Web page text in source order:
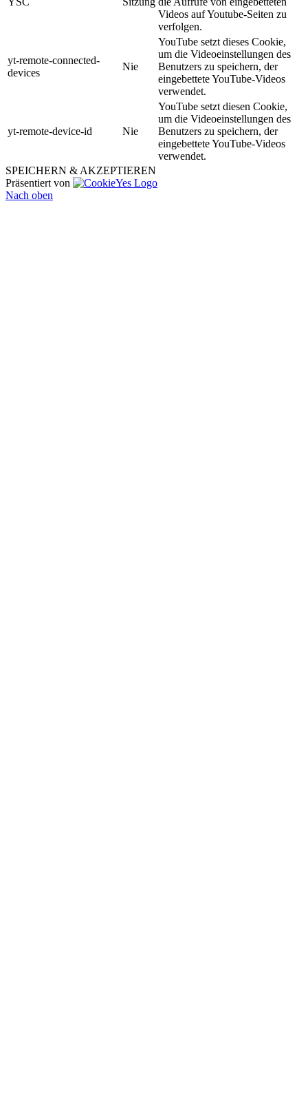
Videos auf Youtube-Seiten zu
verfolgen.
yt-remote-connected-
devices
Nie
YouTube setzt dieses Cookie,
um die Videoeinstellungen des
Benutzers zu speichern, der
eingebettete YouTube-Videos
verwendet.
yt-remote-device-id Nie
YouTube setzt diesen Cookie,
um die Videoeinstellungen des
Benutzers zu speichern, der
eingebettete YouTube-Videos
verwendet.
SPEICHERN & AKZEPTIEREN
Präsentiert von
Nach oben